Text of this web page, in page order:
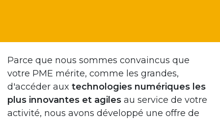
Parce que nous sommes convaincus que
votre PME mérite, comme les grandes,
d'accéder aux technologies numériques les
plus innovantes et agiles au service de votre
activité, nous avons développé une offre de